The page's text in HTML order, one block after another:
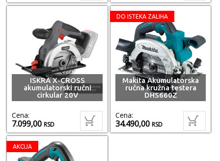
ISKRA X-CROSS
akumulatorski ručni
cirkular 20V
Cena:
7.099,00RSD
DO ISTEKA ZALIHA
Makita Akumulatorska
ručna kružna testera
DHS660Z
Cena:
34.490,00RSD
AKCIJA